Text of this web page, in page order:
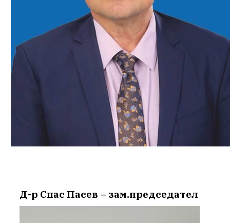
Д-р Спас Пасев – зам.председател